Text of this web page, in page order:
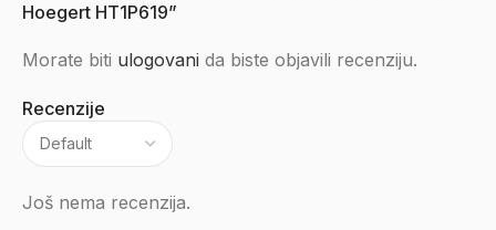
Recenzije
Još nema recenzija.
Hoegert HT1P619”
Morate biti ulogovani da biste objavili recenziju.